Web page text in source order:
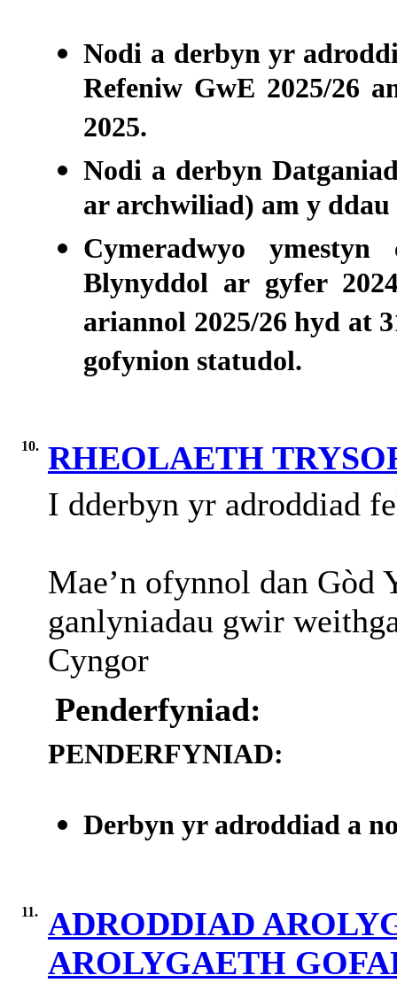
Nodi a derbyn yr
Refeniw GwE 2025/26
2025.
Nodi a derbyn
ar archwiliad) am y
Cymeradwyo
Blynyddol ar gyfer
ariannol 2025/26 hyd at
gofynion statudol.
10. RHEOLAETH
I dderbyn yr adroddiad
Mae’n ofynnol dan Gòd
ganlyniadau gwir
Cyngor
Penderfyniad:
PENDERFYNIAD:
Derbyn yr adroddiad a
11.
ADRODDIAD
AROLYGAETH